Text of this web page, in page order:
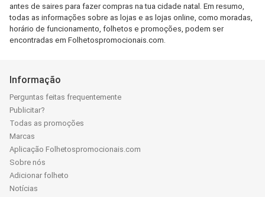
antes de saires para fazer compras na tua cidade natal. Em resumo,
todas as informações sobre as lojas e as lojas online, como moradas,
horário de funcionamento, folhetos e promoções, podem ser
encontradas em Folhetospromocionais.com.
Informação
Perguntas feitas frequentemente
Publicitar?
Todas as promoções
Marcas
Aplicação Folhetospromocionais.com
Sobre nós
Adicionar folheto
Notícias